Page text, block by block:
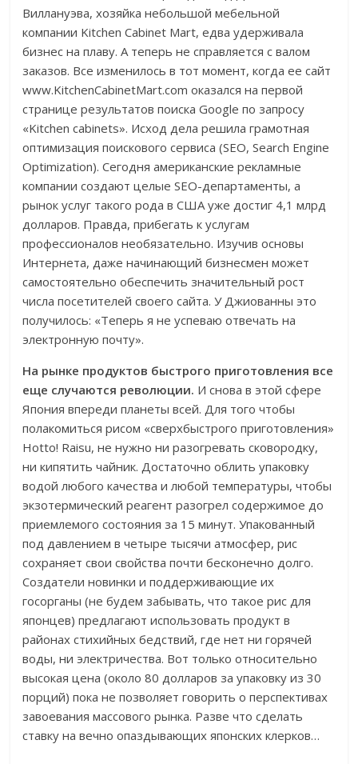
Виллануэва, хозяйка небольшой мебельной
компании Kitchen Cabinet Mart, едва удерживала
бизнес на плаву. А теперь не справляется с валом
заказов. Все изменилось в тот момент, когда ее сайт
www.KitchenCabinetMart.com оказался на первой
странице результатов поиска Google по запросу
«Kitchen cabinets». Исход дела решила грамотная
оптимизация поискового сервиса (SEO, Search Engine
Optimization). Сегодня американские рекламные
компании создают целые SEO-департаменты, а
рынок услуг такого рода в США уже достиг 4,1 млрд
долларов. Правда, прибегать к услугам
профессионалов необязательно. Изучив основы
Интернета, даже начинающий бизнесмен может
самостоятельно обеспечить значительный рост
числа посетителей своего сайта. У Джиованны это
получилось: «Теперь я не успеваю отвечать на
электронную почту».
На рынке продуктов быстрого приготовления все
еще случаются революции. И снова в этой сфере
Япония впереди планеты всей. Для того чтобы
полакомиться рисом «сверхбыстрого приготовления»
Hotto! Raisu, не нужно ни разогревать сковородку,
ни кипятить чайник. Достаточно облить упаковку
водой любого качества и любой температуры, чтобы
экзотермический реагент разогрел содержимое до
приемлемого состояния за 15 минут. Упакованный
под давлением в четыре тысячи атмосфер, рис
сохраняет свои свойства почти бесконечно долго.
Создатели новинки и поддерживающие их
госорганы (не будем забывать, что такое рис для
японцев) предлагают использовать продукт в
районах стихийных бедствий, где нет ни горячей
воды, ни электричества. Вот только относительно
высокая цена (около 80 долларов за упаковку из 30
порций) пока не позволяет говорить о перспективах
завоевания массового рынка. Разве что сделать
ставку на вечно опаздывающих японских клерков…